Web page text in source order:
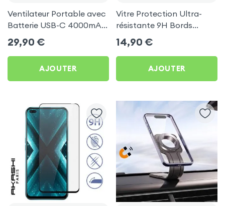
Ventilateur Portable avec
Batterie USB-C 4000mAh
- Akashi Blanc pour
Realme 6 Pro
29,90 €
AJOUTER
Vitre Protection Ultra-
résistante 9H Bords
Biseautés 2.5D, Akashi -
Noir pour Realme 6 Pro
14,90 €
AJOUTER